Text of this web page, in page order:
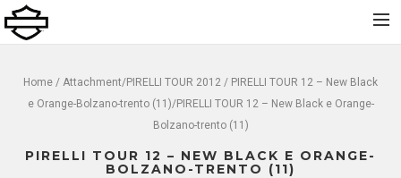
Chi Siamo
Home / Attachment/PIRELLI TOUR 2012 / PIRELLI TOUR 12 – New Black
e Orange-Bolzano-trento (11)/PIRELLI TOUR 12 – New Black e Orange-
Bolzano-trento (11)
PIRELLI TOUR 12 – NEW BLACK E ORANGE-
BOLZANO-TRENTO (11)